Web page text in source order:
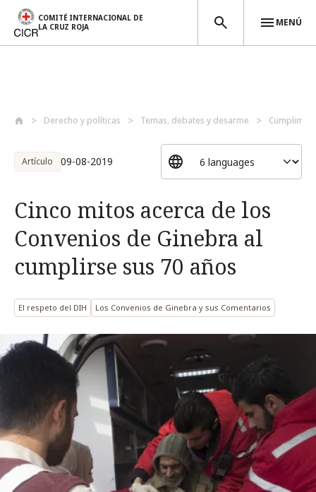
COMITÉ INTERNACIONAL DE
LA CRUZ ROJA
MENÚ
Derecho y políticas Temas, debates y desarme
Artículo 09-08-2019
Cinco mitos acerca de los
Convenios de Ginebra al
cumplirse sus 70 años
El respeto del DIH Los Convenios de Ginebra y sus Comentarios